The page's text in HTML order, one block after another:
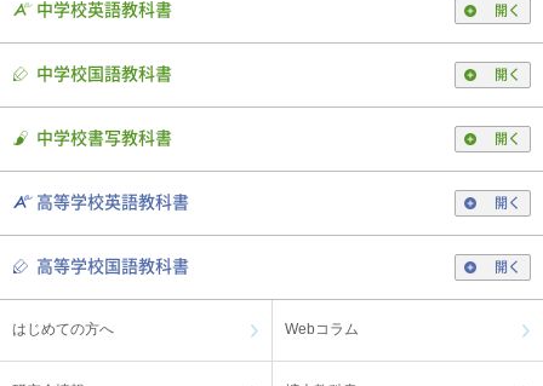
中学校英語教科書 開く
中学校国語教科書 開く
中学校書写教科書 開く
高等学校英語教科書 開く
高等学校国語教科書 開く
はじめての方へ Webコラム